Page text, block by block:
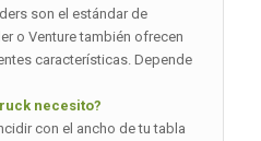
son el estándar de
o Venture también ofrecen
características. Depende
necesito?
con el ancho de tu tabla